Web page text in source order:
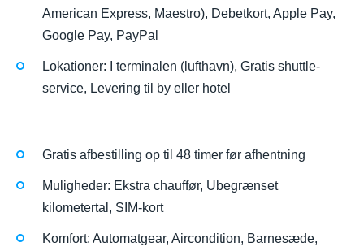
American Express, Maestro), Debetkort, Apple Pay,
Google Pay, PayPal
Lokationer: I terminalen (lufthavn), Gratis shuttle-
service, Levering til by eller hotel
Gratis afbestilling op til 48 timer før afhentning
Muligheder: Ekstra chauffør, Ubegrænset
kilometertal, SIM-kort
Komfort: Automatgear, Aircondition, Barnesæde,